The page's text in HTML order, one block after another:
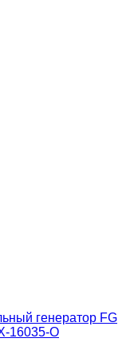
генератор FG
16035-O